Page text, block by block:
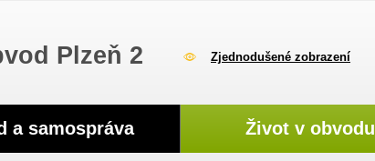
Plzeň 2 Zjednodušené zobrazení
a samospráva Život v obvodu